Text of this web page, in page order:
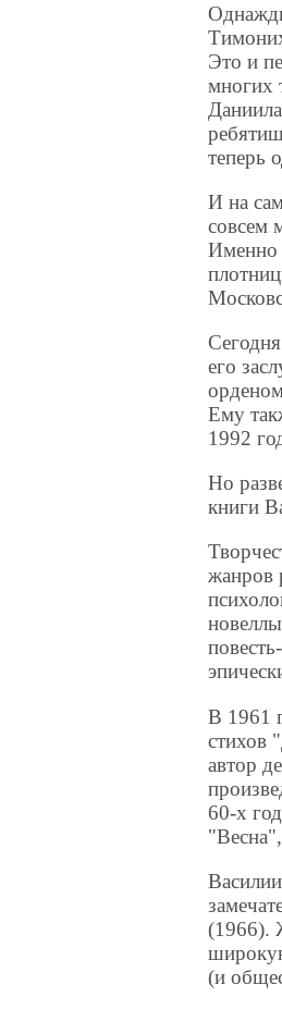
Это и
многих
теперь
И на
совсем
Именно
его
Ему
1992
Но
книги
жанров
В 1961
стихов
автор
60-х
(1966).
(и